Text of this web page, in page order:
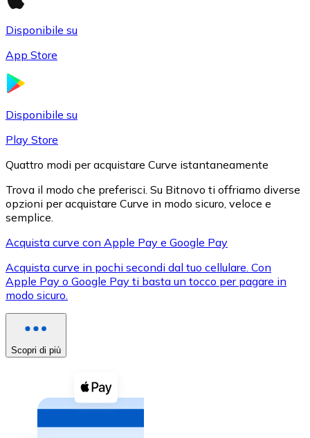
XRP
XRP
Vedi tutto
Buoni cripto
Acquista criptovalute in contanti e altri mezzi di
Acquista con contanti
Disponibile su
App Store
Disponibile su
Play Store
Quattro modi per acquistare Curve istantaneamente
Trova il modo che preferisci. Su Bitnovo ti offriamo diverse
opzioni per acquistare Curve in modo sicuro, veloce e
semplice.
Acquista curve con Apple Pay e Google Pay
Acquista curve in pochi secondi dal tuo cellulare. Con
Apple Pay o Google Pay ti basta un tocco per pagare in
modo sicuro.
Scopri di più